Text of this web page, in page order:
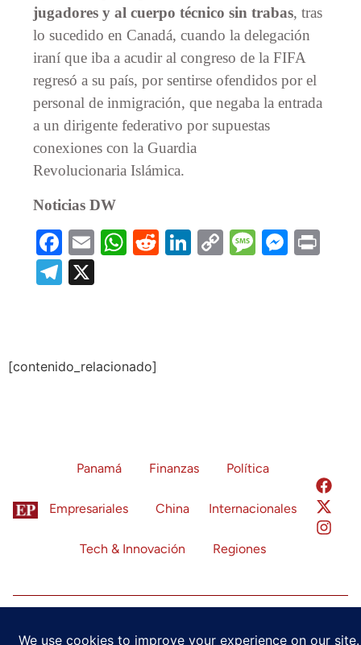
jugadores y al cuerpo técnico sin trabas, tras
lo sucedido en Canadá, cuando la delegación
iraní que iba a acudir al congreso de la FIFA
regresó a su país, por sentirse ofendidos por el
personal de inmigración, que negaba la entrada
a un dirigente federativo por supuestas
conexiones con la Guardia
Revolucionaria Islámica.
Noticias DW
Facebook
EmailWhatsApp
RedditLinkedIn
CopyMessage
Telegram
[contenido_relacionado]
Panamá Finanzas Política
Empresariales China Internacionales
Tech & Innovación Regiones
Configuración de Cookies